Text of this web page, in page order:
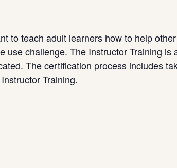
to teach adult learners how to help
use challenge. The Instructor Training
The certification process includes
Training.